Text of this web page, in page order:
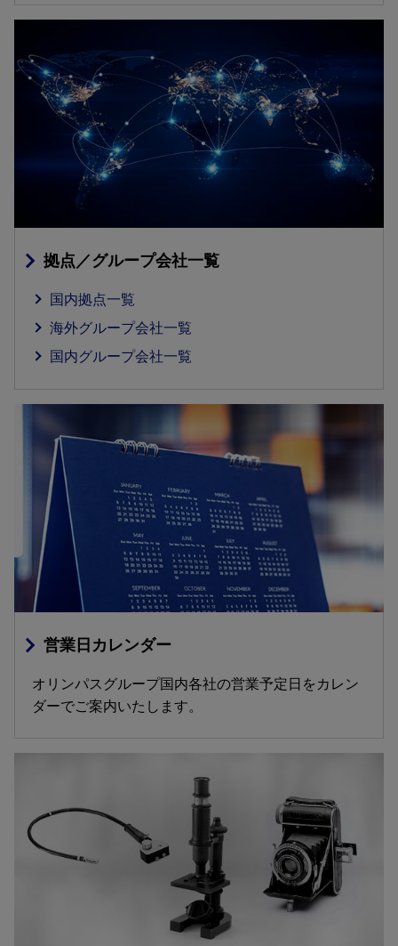
拠点／グループ会社一覧
国内拠点一覧
海外グループ会社一覧
国内グループ会社一覧
営業日カレンダー
オリンパスグループ国内各社の営業予定日をカレン
ダーでご案内いたします。